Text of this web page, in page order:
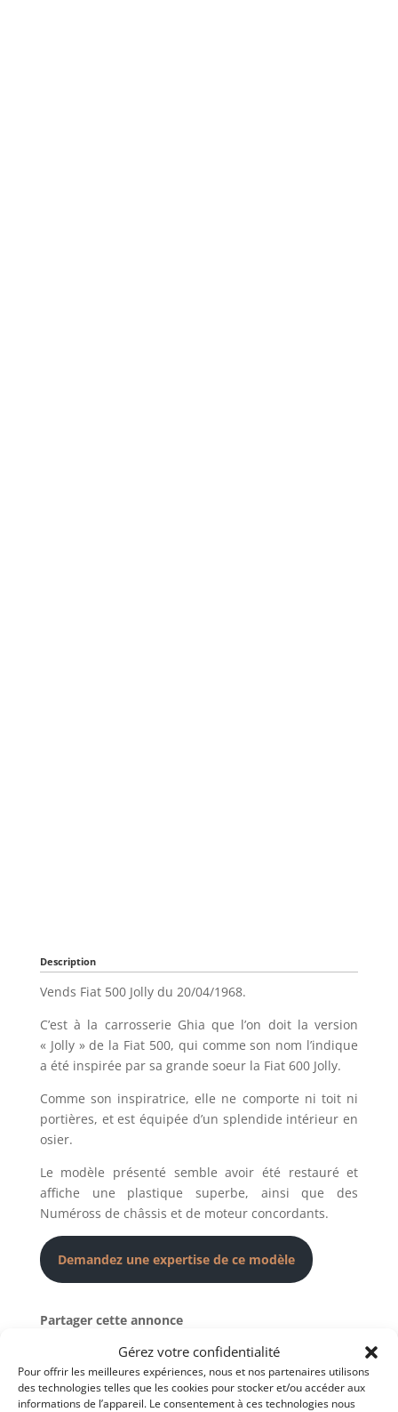
Gérez votre confidentialité
Pour offrir les meilleures expériences, nous et nos partenaires utilisons
des technologies telles que les cookies pour stocker et/ou accéder aux
informations de l’appareil. Le consentement à ces technologies nous
Description
Vends Fiat 500 Jolly du 20/04/1968.
C’est à la carrosserie Ghia que l’on doit la version
« Jolly » de la Fiat 500, qui comme son nom l’indique
a été inspirée par sa grande soeur la Fiat 600 Jolly.
Comme son inspiratrice, elle ne comporte ni toit ni
portières, et est équipée d’un splendide intérieur en
osier.
Le modèle présenté semble avoir été restauré et
affiche une plastique superbe, ainsi que des
Numéross de châssis et de moteur concordants.
Demandez une expertise de ce modèle
Partager cette annonce